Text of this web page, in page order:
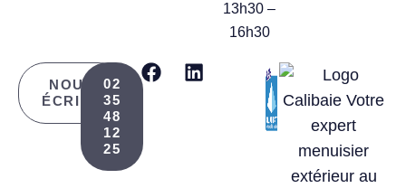
13h30 –
16h30
NOUS
ÉCRIRE
02
35
48
12
25